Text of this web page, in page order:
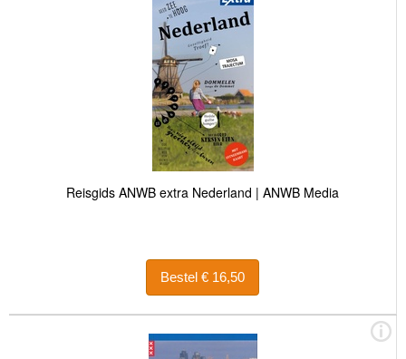
Reisgids ANWB extra Nederland | ANWB Media
Bestel € 16,50